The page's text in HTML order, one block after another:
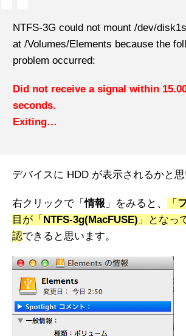
NTFS-3G could not mount /dev/
at /Volumes/Elements because the
problem occurred:
Did not receive a signal within
seconds.
Exiting…
デバイスに HDD が表示されるかと思
右クリックで「情報 」をみると、 「
目が「 NTFS-3g(MacFUSE) 」となっ
認できると思います。